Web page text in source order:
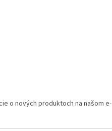
o nových produktoch na našom e-